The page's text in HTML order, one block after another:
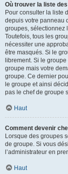
Où trouver la liste
Pour consulter la liste
depuis votre panneau
groupes, sélectionnez
Toutefois, tous les
nécessiter une
être masqués. Si le
librement. Si le
groupe mais votre
groupe. Ce dernier
le groupe et ainsi
pas le chef de groupe
Haut
Comment devenir
Lorsque des groupes
de groupe. Si vous
l’administrateur en
Haut